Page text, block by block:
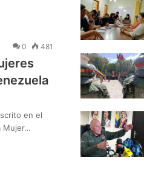
0 481
en el
Mujer…